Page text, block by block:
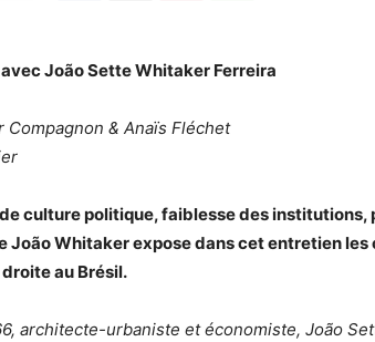
João Sette Whitaker Ferreira
Compagnon & Anaïs Fléchet
culture politique, faiblesse des institutions,
João Whitaker expose dans cet entretien les
droite au Brésil.
architecte-urbaniste et économiste, João